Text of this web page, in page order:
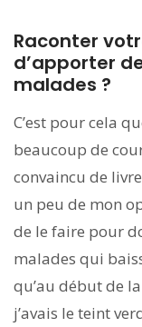
Raconter
d’apporter
malades ?
C’est pour cela
beaucoup de
convaincu de
un peu de mon
de le faire pour
malades qui
qu’au début de
j’avais le teint